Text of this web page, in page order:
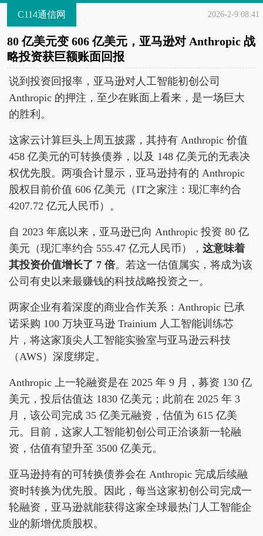
C114通信网 2026-2-9 08:41
80 亿美元变 606 亿美元，亚马逊对 Anthropic 战
略投资获巨额账面回报
说到投资回报率，亚马逊对人工智能初创公司
Anthropic 的押注，至少在账面上看来，是一场巨大
的胜利。
这家云计算巨头上周五披露，其持有 Anthropic 价值
458 亿美元的可转换债券，以及 148 亿美元的无表决
权优先股。两项合计显示，亚马逊持有的 Anthropic
股权目前价值 606 亿美元（IT之家注：现汇率约合
4207.72 亿元人民币）。
自 2023 年底以来，亚马逊已向 Anthropic 投资 80 亿
美元（现汇率约合 555.47 亿元人民币）， 这意味着
其投资价值增长了 7 倍。若这一估值属实，将成为该
公司有史以来最赚钱的科技战略投资之一。
两家企业有着深度的商业合作关系：Anthropic 已承
诺采购 100 万块亚马逊 Trainium 人工智能训练芯
片，将这家顶尖人工智能实验室与亚马逊云科技
（AWS）深度绑定。
Anthropic 上一轮融资是在 2025 年 9 月，募资 130 亿
美元，投后估值达 1830 亿美元；此前在 2025 年 3
月，该公司完成 35 亿美元融资，估值为 615 亿美
元。目前，这家人工智能初创公司正洽谈新一轮融
资，估值有望升至 3500 亿美元。
亚马逊持有的可转换债券会在 Anthropic 完成后续融
资时转换为优先股。因此，每当这家初创公司完成一
轮融资，亚马逊就能获得这家全球最热门人工智能企
业的新增优质股权。